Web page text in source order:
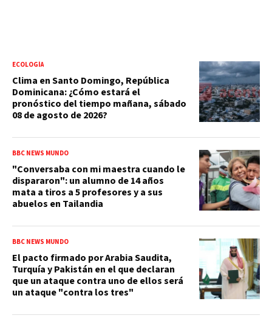
ECOLOGÍA
Clima en Santo Domingo, República
Dominicana: ¿Cómo estará el
pronóstico del tiempo mañana, sábado
08 de agosto de 2026?
BBC NEWS MUNDO
"Conversaba con mi maestra cuando le
dispararon": un alumno de 14 años
mata a tiros a 5 profesores y a sus
abuelos en Tailandia
BBC NEWS MUNDO
El pacto firmado por Arabia Saudita,
Turquía y Pakistán en el que declaran
que un ataque contra uno de ellos será
un ataque "contra los tres"